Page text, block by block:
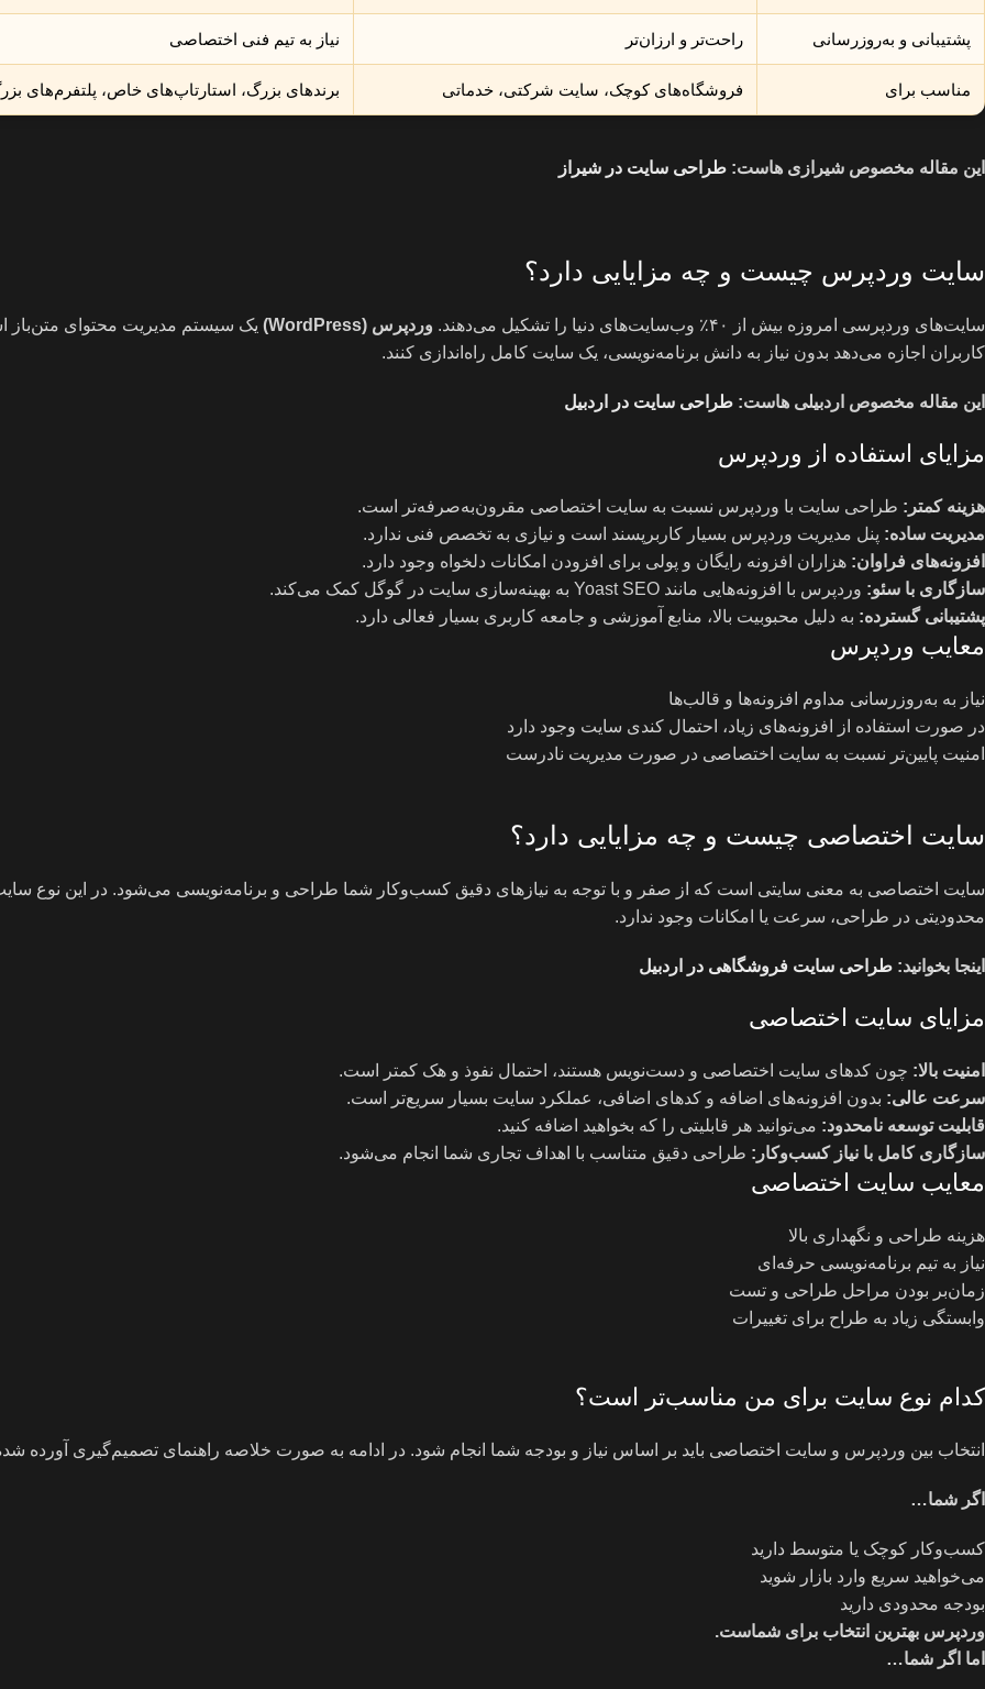
پشتیبانی و به‌روزرسانی راحت‌تر و ارزان‌تر نیاز به تیم فنی اختصاصی
مناسب برای فروشگاه‌های کوچک، سایت شرکتی، خدماتی برندهای بزرگ، استارتاپ‌های خاص، پلتفرم‌های
این مقاله مخصوص شیرازی هاست: طراحی سایت در شیراز
سایت وردپرس چیست و چه مزایایی دارد؟
سایت‌های وردپرسی امروزه بیش از ۴۰٪ وب‌سایت‌های دنیا را تشکیل می‌دهند. وردپرس (WordPress)
یک سیستم مدیریت محتوای متن‌باز
کاربران اجازه می‌دهد بدون نیاز به دانش برنامه‌نویسی، یک سایت کامل راه‌اندازی کنند.
این مقاله مخصوص اردبیلی هاست: طراحی سایت در اردبیل
مزایای استفاده از وردپرس
هزینه کمتر : طراحی سایت با وردپرس نسبت به سایت اختصاصی مقرون‌به‌صرفه‌تر است.
مدیریت ساده: پنل مدیریت وردپرس بسیار کاربرپسند است و نیازی به تخصص فنی ندارد.
افزونه‌های فراوان: هزاران افزونه رایگان و پولی برای افزودن امکانات دلخواه وجود دارد.
سازگاری با سئو: وردپرس با افزونه‌هایی مانند Yoast SEO به بهینه‌سازی سایت در گوگل کمک می‌کند.
پشتیبانی گسترده: به دلیل محبوبیت بالا، منابع آموزشی و جامعه کاربری بسیار فعالی دارد.
معایب وردپرس
نیاز به به‌روزرسانی مداوم افزونه‌ها و قالب‌ها
در صورت استفاده از افزونه‌های زیاد، احتمال کندی سایت وجود دارد
امنیت پایین‌تر نسبت به سایت اختصاصی در صورت مدیریت نادرست
سایت اختصاصی چیست و چه مزایایی دارد؟
سایت اختصاصی به معنی سایتی است که از صفر و با توجه به نیازهای دقیق کسب‌وکار شما طراحی و برنامه‌نویسی می‌شود. در این نوع
محدودیتی در طراحی، سرعت یا امکانات وجود ندارد.
اینجا بخوانید: طراحی سایت فروشگاهی در اردبیل
مزایای سایت اختصاصی
امنیت بالا: چون کدهای سایت اختصاصی و دست‌نویس هستند، احتمال نفوذ و هک کمتر است.
سرعت عالی: بدون افزونه‌های اضافه و کدهای اضافی، عملکرد سایت بسیار سریع‌تر است.
قابلیت توسعه نامحدود: می‌توانید هر قابلیتی را که بخواهید اضافه کنید.
سازگاری کامل با نیاز کسب‌وکار : طراحی دقیق متناسب با اهداف تجاری شما انجام می‌شود.
معایب سایت اختصاصی
هزینه طراحی و نگهداری بالا
نیاز به تیم برنامه‌نویسی حرفه‌ای
زمان‌بر بودن مراحل طراحی و تست
وابستگی زیاد به طراح برای تغییرات
کدام نوع سایت برای من مناسب‌تر است؟
انتخاب بین وردپرس و سایت اختصاصی باید بر اساس نیاز و بودجه شما انجام شود. در ادامه به صورت خلاصه راهنمای تصمیم‌گیری آورده
اگر شما…
کسب‌وکار کوچک یا متوسط دارید
می‌خواهید سریع وارد بازار شوید
بودجه محدودی دارید
وردپرس بهترین انتخاب برای شماست.
اما اگر شما…